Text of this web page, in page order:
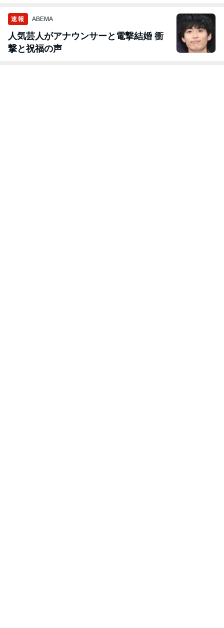
速報 ABEMA
人気芸人がアナウンサーと電撃結婚 衝
撃と祝福の声